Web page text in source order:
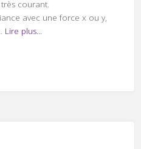
courant.
avec une force x ou y,
Lire plus...